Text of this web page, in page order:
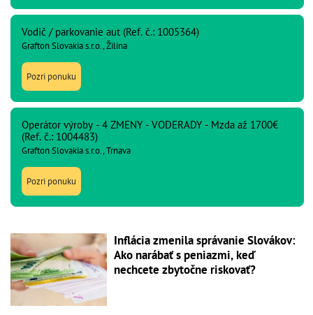
Vodič / parkovanie aut (Ref. č.: 1005364)
Grafton Slovakia s.r.o., Žilina
Pozri ponuku
Operátor výroby - 4 ZMENY - VODERADY - Mzda až 1700€
(Ref. č.: 1004483)
Grafton Slovakia s.r.o., Trnava
Pozri ponuku
Inflácia zmenila správanie Slovákov:
Ako narábať s peniazmi, keď
nechcete zbytočne riskovať?